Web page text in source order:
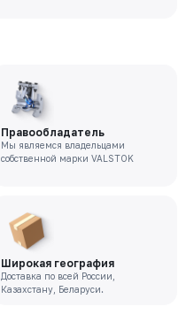
Правообладатель
Мы являемся владельцами
собственной марки VALSTOK
Широкая география
Доставка по всей России,
Казахстану, Беларуси.